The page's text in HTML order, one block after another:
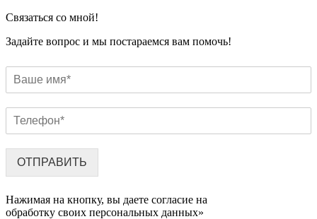
Связаться со мной!
Задайте вопрос и мы постараемся вам помочь!
ОТПРАВИТЬ
Нажимая на кнопку, вы даете согласие на
обработку своих персональных данных»